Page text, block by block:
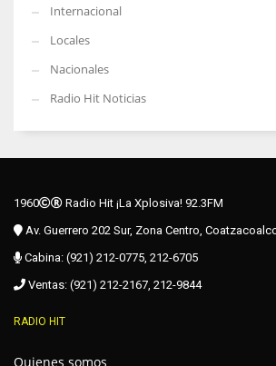
Internacional
Locales
Nacionales
Radio Hit Noticias
1960
Radio Hit ¡La Xplosiva! 92.3FM
Av. Guerrero 202 Sur, Zona Centro,
Cabina: (921) 212-0775, 212-6705
Ventas: (921) 212-2167, 212-9844
RADIO HIT
Quienes somos